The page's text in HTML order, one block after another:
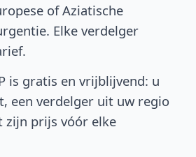
of Aziatische
Elke verdelger
is gratis en vrijblijvend: u
een verdelger uit uw regio
zijn prijs vóór elke